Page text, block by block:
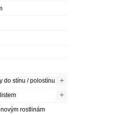
do stínu / polostínu +
+
rostlinám